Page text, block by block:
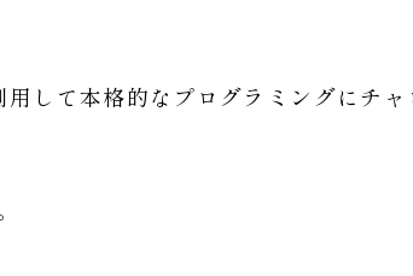
して本格的なプログラミングにチャ